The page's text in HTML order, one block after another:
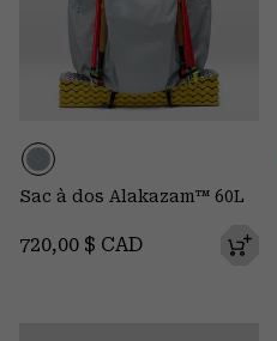
Sac à dos Alakazam™ 60L
Regular price:
720,00 $ CAD